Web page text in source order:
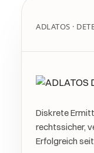
ADLATOS ·
Diskrete
rechtssicher,
Erfolgreich